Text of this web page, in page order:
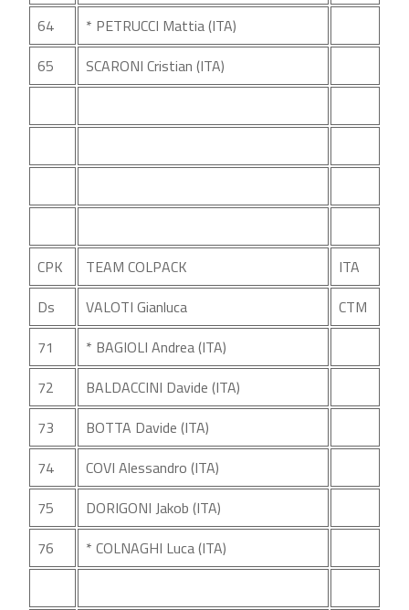
64
* PETRUCCI Mattia (ITA)
65
SCARONI Cristian (ITA)
CPK TEAM COLPACK
ITA
Ds
VALOTI Gianluca
CTM
71
* BAGIOLI Andrea (ITA)
72
BALDACCINI Davide (ITA)
73
BOTTA Davide (ITA)
74
COVI Alessandro (ITA)
75
DORIGONI Jakob (ITA)
76
* COLNAGHI Luca (ITA)